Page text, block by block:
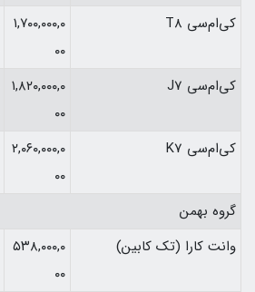
کی‌ام‌سی T8
۱,۷۰۰,۰۰۰,۰
۰۰
کی‌ام‌سی J7
۱,۸۲۰,۰۰۰,۰
۰۰
کی‌ام‌سی K7
۲,۰۶۰,۰۰۰,۰
۰۰
گروه بهمن
وانت کارا (تک کابین)
۵۳۸,۰۰۰,۰
۰۰